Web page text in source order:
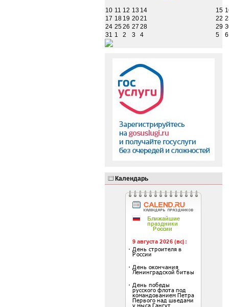
10 11 12 13 14 15
17 18 19 2021 22
24 2526 27 28 29
31 1 2 3 4 5 6
Календарь